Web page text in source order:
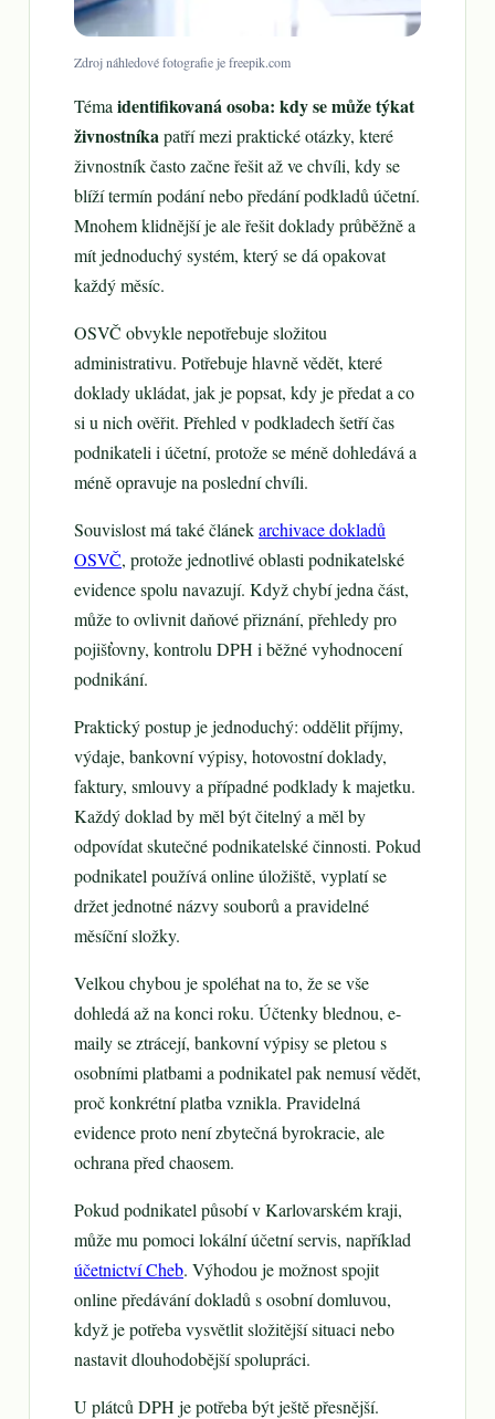
Zdroj náhledové fotografie je freepik.com
Téma identifikovaná osoba: kdy se může týkat
živnostníkapatří mezi praktické otázky, které
živnostník často začne řešit až ve chvíli, kdy se
blíží termín podání nebo předání podkladů účetní.
Mnohem klidnější je ale řešit doklady průběžně a
mít jednoduchý systém, který se dá opakovat
každý měsíc.
OSVČ obvykle nepotřebuje složitou
administrativu. Potřebuje hlavně vědět, které
doklady ukládat, jak je popsat, kdy je předat a co
si u nich ověřit. Přehled v podkladech šetří čas
podnikateli i účetní, protože se méně dohledává a
méně opravuje na poslední chvíli.
Souvislost má také článekarchivace dokladů
OSVČ, protože jednotlivé oblasti podnikatelské
evidence spolu navazují. Když chybí jedna část,
může to ovlivnit daňové přiznání, přehledy pro
pojišťovny, kontrolu DPH i běžné vyhodnocení
podnikání.
Praktický postup je jednoduchý: oddělit příjmy,
výdaje, bankovní výpisy, hotovostní doklady,
faktury, smlouvy a případné podklady k majetku.
Každý doklad by měl být čitelný a měl by
odpovídat skutečné podnikatelské činnosti. Pokud
podnikatel používá online úložiště, vyplatí se
držet jednotné názvy souborů a pravidelné
měsíční složky.
Velkou chybou je spoléhat na to, že se vše
dohledá až na konci roku. Účtenky blednou, e-
maily se ztrácejí, bankovní výpisy se pletou s
osobními platbami a podnikatel pak nemusí vědět,
proč konkrétní platba vznikla. Pravidelná
evidence proto není zbytečná byrokracie, ale
ochrana před chaosem.
Pokud podnikatel působí v Karlovarském kraji,
může mu pomoci lokální účetní servis, například
účetnictví Cheb. Výhodou je možnost spojit
online předávání dokladů s osobní domluvou,
když je potřeba vysvětlit složitější situaci nebo
nastavit dlouhodobější spolupráci.
U plátců DPH je potřeba být ještě přesnější.